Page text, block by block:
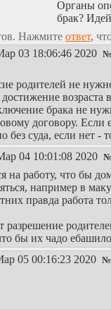
Органы
брак?
Нажмите ответ,
03 18:06:46 2020 №
родителей не
возраста
брака не
договору. Если
без суда, если нет -
04 10:01:08 2020 №
на работу, что бы
например в
правда работа
разрешение
бы их чадо ебашило
05 00:16:23 2020 №